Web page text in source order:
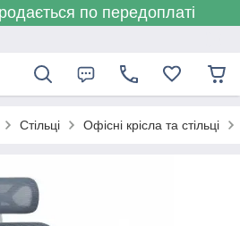
по передоплаті
Стільці Офісні крісла та стільці